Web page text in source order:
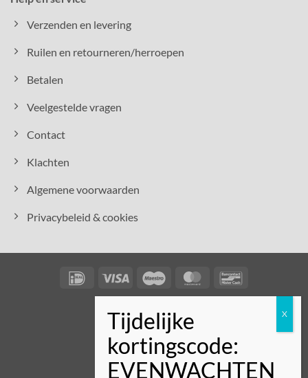
Verzenden en levering
Ruilen en retourneren/herroepen
Betalen
Veelgestelde vragen
Contact
Klachten
Algemene voorwaarden
Privacybeleid & cookies
IDeal Visa Maestro MasterCard